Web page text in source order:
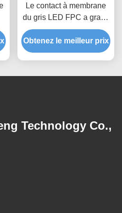
Le contact à membrane
du gris LED FPC a gravé
le clavier numérique en
refief tactile de
commutateur de bouton
Obtenez le meilleur prix
Technology Co.,